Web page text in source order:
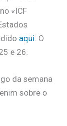
«ICF
aqui. O
e 26.
da semana
sobre o